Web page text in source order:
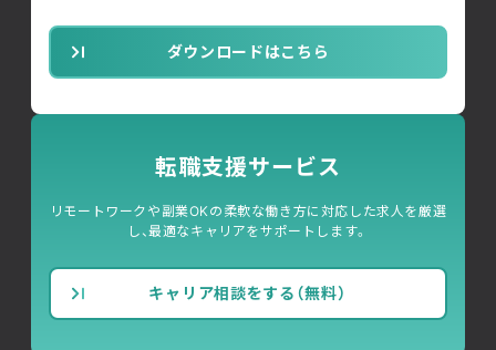
ダウンロードはこちら
転職支援サービス
リモートワークや副業OKの柔軟な働き方に対応した求人を厳選
し、最適なキャリアをサポートします。
キャリア相談をする（無料）